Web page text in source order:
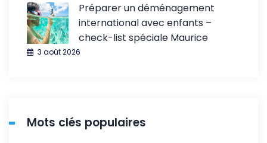
Préparer un déménagement
international avec enfants –
check-list spéciale Maurice
3 août 2026
Mots clés populaires